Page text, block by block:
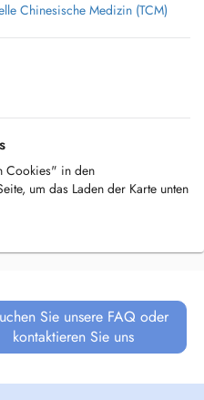
Chinesische Medizin (TCM)
Cookies" in den
um das Laden der Karte unten
Sie unsere FAQ oder
kontaktieren Sie uns